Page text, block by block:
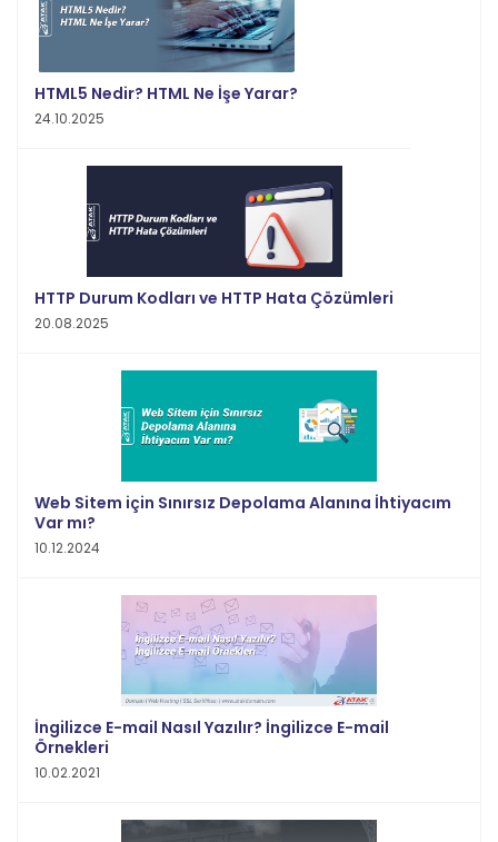
HTML5 Nedir? HTML Ne İşe Yarar?
24.10.2025
HTTP Durum Kodları ve HTTP Hata Çözümleri
20.08.2025
Web Sitem için Sınırsız Depolama Alanına İhtiyacım
Var mı?
10.12.2024
İngilizce E-mail Nasıl Yazılır? İngilizce E-mail
Örnekleri
10.02.2021